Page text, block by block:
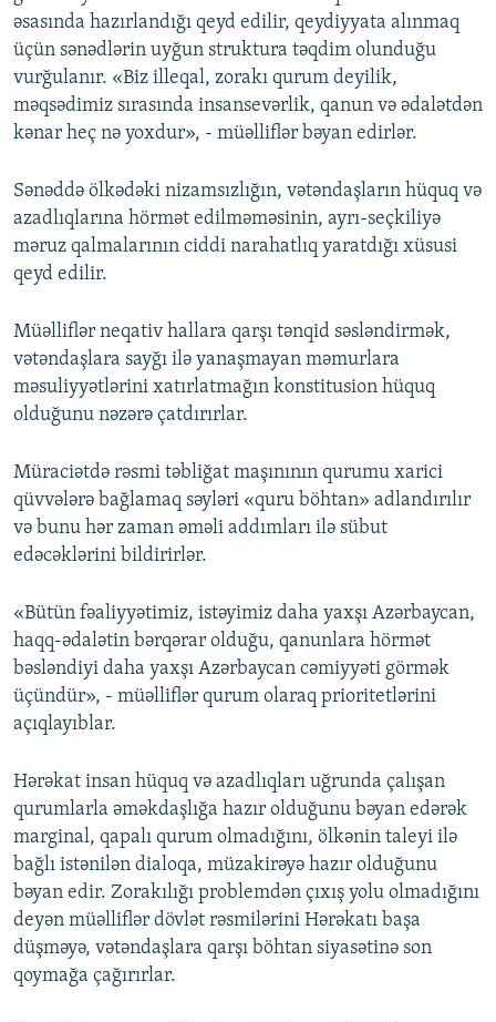
əsasında hazırlandığı qeyd edilir, qeydiyyata alınmaq
üçün sənədlərin uyğun struktura təqdim olunduğu
vurğulanır. «Biz illeqal, zorakı qurum deyilik,
məqsədimiz sırasında insansevərlik, qanun və ədalətdən
kənar heç nə yoxdur», - müəlliflər bəyan edirlər.
Sənəddə ölkədəki nizamsızlığın, vətəndaşların hüquq və
azadlıqlarına hörmət edilməməsinin, ayrı-seçkiliyə
məruz qalmalarının ciddi narahatlıq yaratdığı xüsusi
qeyd edilir.
Müəlliflər neqativ hallara qarşı tənqid səsləndirmək,
vətəndaşlara sayğı ilə yanaşmayan məmurlara
məsuliyyətlərini xatırlatmağın konstitusion hüquq
olduğunu nəzərə çatdırırlar.
Müraciətdə rəsmi təbliğat maşınının qurumu xarici
qüvvələrə bağlamaq səyləri «quru böhtan» adlandırılır
və bunu hər zaman əməli addımları ilə sübut
edəcəklərini bildirirlər.
«Bütün fəaliyyətimiz, istəyimiz daha yaxşı Azərbaycan,
haqq-ədalətin bərqərar olduğu, qanunlara hörmət
bəsləndiyi daha yaxşı Azərbaycan cəmiyyəti görmək
üçündür», - müəlliflər qurum olaraq prioritetlərini
açıqlayıblar.
Hərəkat insan hüquq və azadlıqları uğrunda çalışan
qurumlarla əməkdaşlığa hazır olduğunu bəyan edərək
marginal, qapalı qurum olmadığını, ölkənin taleyi ilə
bağlı istənilən dialoqa, müzakirəyə hazır olduğunu
bəyan edir. Zorakılığı problemdən çıxış yolu olmadığını
deyən müəlliflər dövlət rəsmilərini Hərəkatı başa
düşməyə, vətəndaşlara qarşı böhtan siyasətinə son
qoymağa çağırırlar.